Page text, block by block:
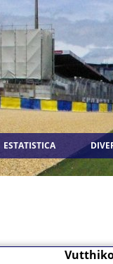
ESTATISTICA